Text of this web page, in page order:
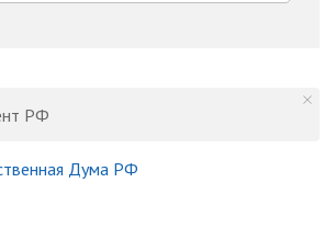
РФ
Дума РФ